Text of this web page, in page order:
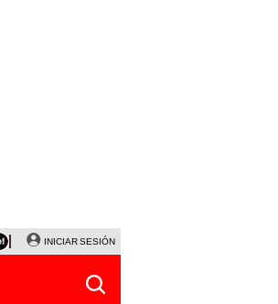
CORTE DE LUZ VIERNES 7 DE AGOSTO
INICIAR SESIÓN